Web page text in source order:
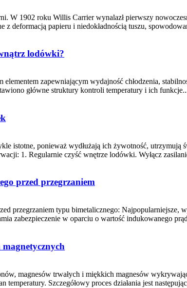
W 1902 roku Willis Carrier wynalazł pierwszy
deformacją papieru i niedokładnością tuszu,
lodówki?
zapewniającym wydajność chłodzenia,
główne struktury kontroli temperatury i ich
istotne, ponieważ wydłużają ich żywotność,
1. Regularnie czyść wnętrze lodówki. Wyłącz
przed przegrzaniem
przegrzaniem typu bimetalicznego:
zabezpieczenie w oparciu o wartość indukowanego
magnetycznych
magnesów trwałych i miękkich magnesów
temperatury. Szczegółowy proces działania jest